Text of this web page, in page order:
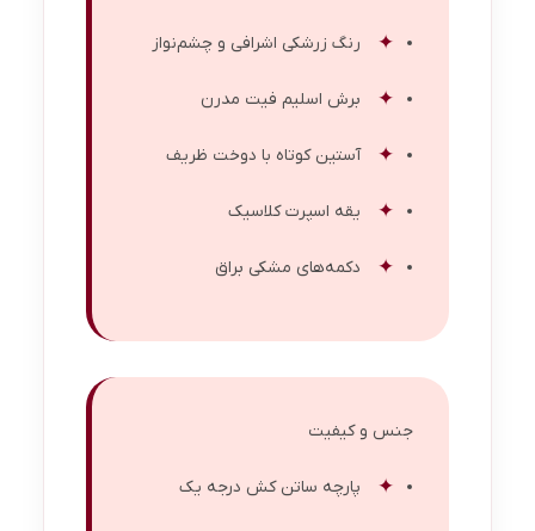
رنگ زرشکی اشرافی و چشم‌نواز
برش اسلیم فیت مدرن
آستین کوتاه با دوخت ظریف
یقه اسپرت کلاسیک
دکمه‌های مشکی براق
جنس و کیفیت
پارچه ساتن کش درجه یک